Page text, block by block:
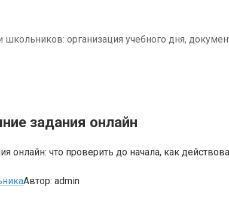
организация учебного дня,
задания онлайн
онлайн: что проверить до начала, как
Автор: admin